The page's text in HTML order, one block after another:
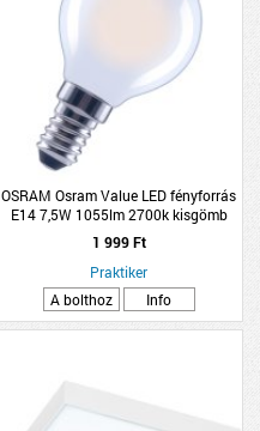
OSRAM Osram Value LED fényforrás
E14 7,5W 1055lm 2700k kisgömb
melegfehér matt
1 999 Ft
Praktiker
A bolthoz
Info